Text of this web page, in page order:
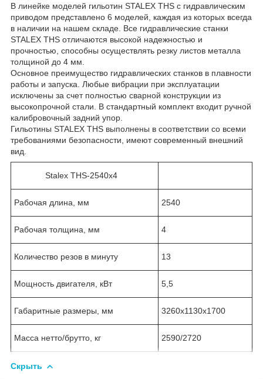
В линейке моделей гильотин STALEX THS с гидравлическим
приводом представлено 6 моделей, каждая из которых всегда
в наличии на нашем складе. Все гидравлические станки
STALEX THS отличаются высокой надежностью и
прочностью, способны осуществлять резку листов металла
толщиной до 4 мм.
Основное преимущество гидравлических станков в плавности
работы и запуска. Любые вибрации при эксплуатации
исключены за счет полностью сварной конструкции из
высокопрочной стали. В стандартный комплект входит ручной
калибровочный задний упор.
Гильотины STALEX THS выполнены в соответствии со всеми
требованиями безопасности, имеют современный внешний
вид.
Stalex THS-2540x4
Рабочая длина, мм 2540
Рабочая толщина, мм 4
Количество резов в минуту 13
Мощность двигателя, кВт 5,5
Габаритные размеры, мм 3260x1130x1700
Масса нетто/брутто, кг 2590/2720
Скрыть